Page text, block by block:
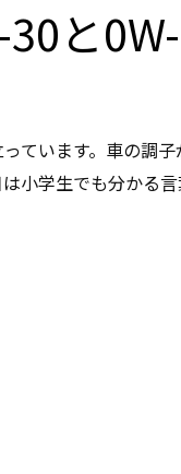
と
ています。車の調
小学生でも分かる